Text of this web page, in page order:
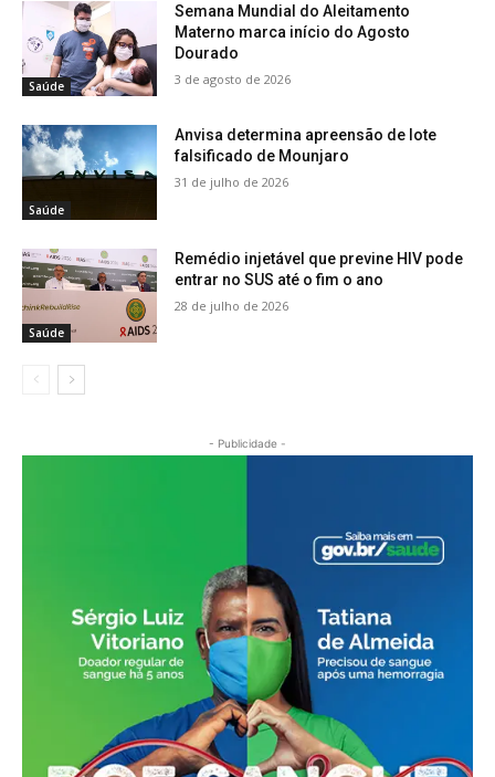
Saúde
Semana Mundial do Aleitamento
Materno marca início do Agosto
Dourado
3 de agosto de 2026
Saúde
Anvisa determina apreensão de lote
falsificado de Mounjaro
31 de julho de 2026
Saúde
Remédio injetável que previne HIV pode
entrar no SUS até o fim o ano
28 de julho de 2026
- Publicidade -